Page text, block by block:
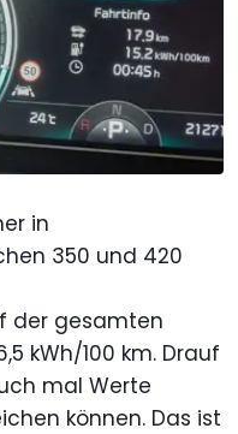
in
350 und 420
der gesamten
kWh/100 km. Drauf
mal Werte
können. Das ist